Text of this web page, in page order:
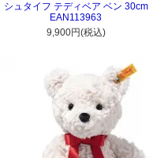
シュタイフ テディベア ベン 30cm
EAN113963
9,900円(税込)